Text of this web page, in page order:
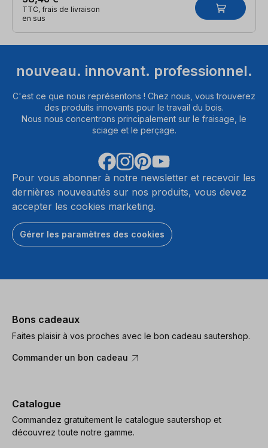
TTC, frais de livraison
en sus
nouveau. innovant. professionnel.
C'est ce que nous représentons ! Chez nous, vous trouverez
des produits innovants pour le travail du bois.
Nous nous concentrons principalement sur le fraisage, le
sciage et le perçage.
Pour vous abonner à notre newsletter et recevoir les
dernières nouveautés sur nos produits, vous devez
accepter les cookies marketing.
Gérer les paramètres des cookies
Bons cadeaux
Faites plaisir à vos proches avec le bon cadeau sautershop.
Commander un bon cadeau
Catalogue
Commandez gratuitement le catalogue sautershop et
découvrez toute notre gamme.